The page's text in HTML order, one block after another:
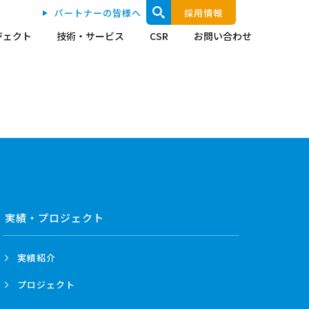
クト 技術・サービス CSR お問い合わせ
パートナーの皆様へ 採用情報
実績・プロジェクト
実績紹介
プロジェクト